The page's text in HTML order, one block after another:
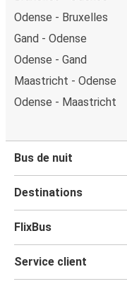
Odense - Bruxelles
Gand - Odense
Odense - Gand
Maastricht - Odense
Odense - Maastricht
Bus de nuit
Destinations
FlixBus
Service client